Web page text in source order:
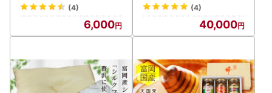
(4)
6,000
(4)
40,000